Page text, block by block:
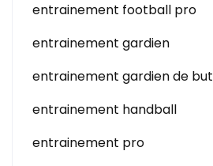
entrainement football pro
entrainement gardien
entrainement gardien de but
entrainement handball
entrainement pro